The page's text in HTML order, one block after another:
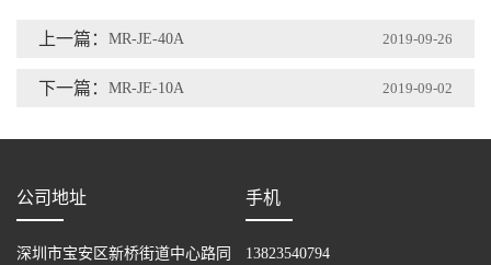
上一篇： MR-JE-40A 2019-09-26
下一篇： MR-JE-10A 2019-09-02
公司地址
深圳市宝安区新桥街道中心路同
手机
13823540794